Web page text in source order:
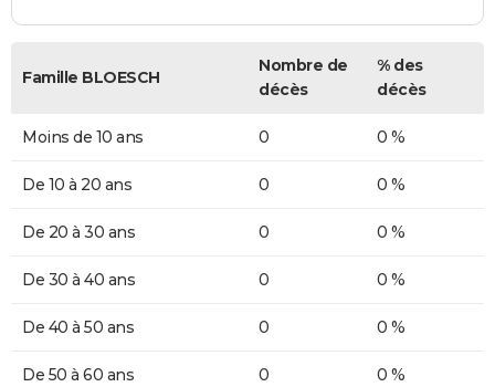
Famille BLOESCH
Nombre de
décès
% des
décès
Moins de 10 ans 0 0 %
De 10 à 20 ans 0 0 %
De 20 à 30 ans 0 0 %
De 30 à 40 ans 0 0 %
De 40 à 50 ans 0 0 %
De 50 à 60 ans 0 0 %